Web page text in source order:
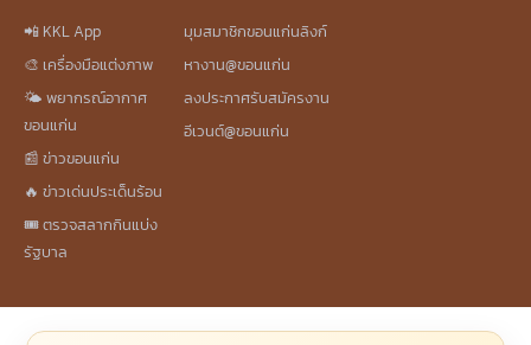
📲 KKL App
🎨 เครื่องมือแต่งภาพ
🌤️ พยากรณ์อากาศ
ขอนแก่น
📰 ข่าวขอนแก่น
🔥 ข่าวเด่นประเด็นร้อน
🎟️ ตรวจสลากกินแบ่ง
รัฐบาล
มุมสมาชิกขอนแก่นลิงก์
หางาน@ขอนแก่น
ลงประกาศรับสมัครงาน
อีเวนต์@ขอนแก่น